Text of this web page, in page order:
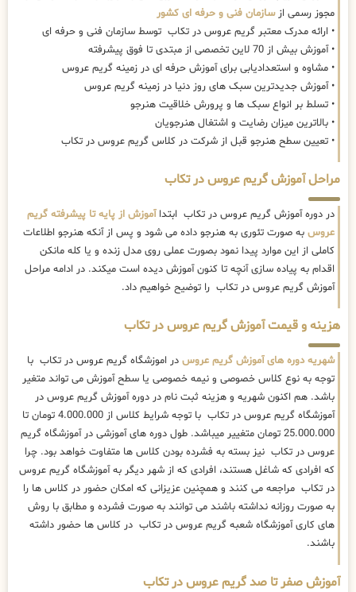
مجوز رسمی ازسازمان فنی و حرفه ای کشور
• ارائه مدرک معتبر گریم عروس در تکاب توسط سازمان فنی و حرفه ای
• آموزش بیش از 70 لاین تخصصی از مبتدی تا فوق پیشرفته
• مشاوه و استعدادیابی برای آموزش حرفه ای در زمینه گریم عروس
• آموزش جدیدترین سبک های روز دنیا در زمینه گریم عروس
• تسلط بر انواع سبک ها و پرورش خلاقیت هنرجو
• بالاترین میزان رضایت و اشتغال هنرجویان
• تعیین سطح هنرجو قبل از شرکت در کلاس گریم عروس در تکاب
مراحل آموزش گریم عروس در تکاب
در دوره آموزش گریم عروس در تکاب ابتداآموزش از پایه تا پیشرفته گریم
عروس به صورت تئوری به هنرجو داده می شود و پس از آنکه هنرجو اطلاعات
کاملی از این موارد پیدا نمود بصورت عملی روی مدل زنده و یا کله مانکن
اقدام به پیاده سازی آنچه تا کنون آموزش دیده است میکند. در ادامه مراحل
آموزش گریم عروس در تکاب را توضیح خواهیم داد.
هزینه و قیمت آموزش گریم عروس در تکاب
شهریه دوره های آموزش گریم عروس در اموزشگاه گریم عروس در تکاب با
توجه به نوع کلاس خصوصی و نیمه خصوصی یا سطح آموزش می تواند متغیر
باشد. هم اکنون شهریه و هزینه ثبت نام در دوره آموزش گریم عروس در
آموزشگاه گریم عروس در تکاب با توجه شرایط کلاس از 4.000.000 تومان تا
25.000.000 تومان متغییر میباشد. طول دوره های آموزشی در آموزشگاه گریم
عروس در تکاب نیز بسته به فشرده بودن کلاس ها متفاوت خواهد بود. چرا
که افرادی که شاغل هستند، افرادی که از شهر دیگر به آموزشگاه گریم عروس
در تکاب مراجعه می کنند و همچنین عزیزانی که امکان حضور در کلاس ها را
به صورت روزانه نداشته باشند می توانند به صورت فشرده و مطابق با روش
های کاری آموزشگاه شعبه گریم عروس در تکاب در کلاس ها حضور داشته
باشند.
آموزش صفر تا صد گریم عروس در تکاب